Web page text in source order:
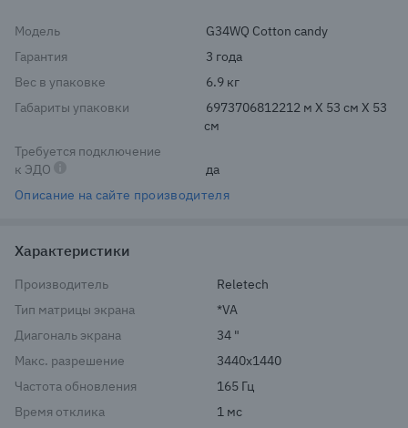
Модель
G34WQ Cotton candy
Гарантия
3 года
Вес в упаковке
6.9 кг
Габариты упаковки
6973706812212 м X 53 см X 53
см
Требуется подключение
к ЭДО
да
Описание на сайте производителя
Характеристики
Производитель
Reletech
Тип матрицы экрана
*VA
Диагональ экрана
34 "
Макс. разрешение
3440x1440
Частота обновления
165 Гц
Время отклика
1 мс